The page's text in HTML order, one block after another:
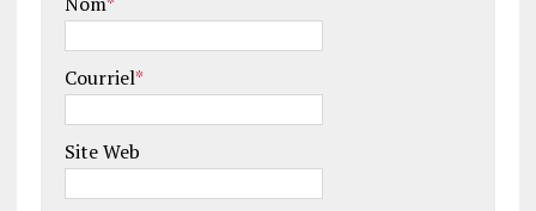
Courriel*
Site Web